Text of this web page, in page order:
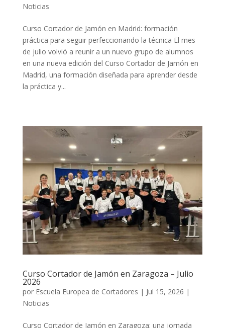
Noticias
Curso Cortador de Jamón en Madrid: formación
práctica para seguir perfeccionando la técnica El mes
de julio volvió a reunir a un nuevo grupo de alumnos
en una nueva edición del Curso Cortador de Jamón en
Madrid, una formación diseñada para aprender desde
la práctica y...
Curso Cortador de Jamón en Zaragoza – Julio
2026
por Escuela Europea de Cortadores | Jul 15, 2026 |
Noticias
Curso Cortador de Jamón en Zaragoza: una jornada